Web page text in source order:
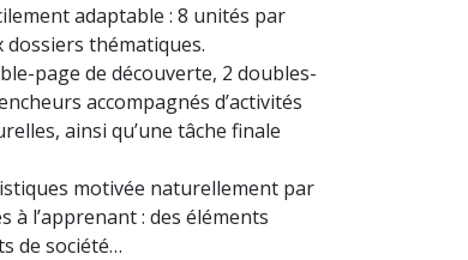
adaptable : 8 unités par
dossiers thématiques.
page de découverte, 2 doubles-
accompagnés d’activités
ainsi qu’une tâche finale
motivée naturellement par
à l’apprenant : des éléments
de société…